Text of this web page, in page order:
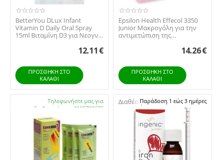
BetterYou DLux Infant
Vitamin D Daily Oral Spray
15ml Βιταμίνη D3 για Νεογνά,
12.11€
ΠΡΟΣΘΉΚΗ ΣΤΟ
ΚΑΛΆΘΙ
Epsilon Health Effecol 3350
Junior Μακρογόλη για την
αντιμετώπιση της
14.26€
ΠΡΟΣΘΉΚΗ ΣΤΟ
ΚΑΛΆΘΙ
Τηλεφωνήστε μας για
διαθεσιμότητα 2105738672
Διαθέσιμο:Παράδοση 1 εώς 3 ημέρες